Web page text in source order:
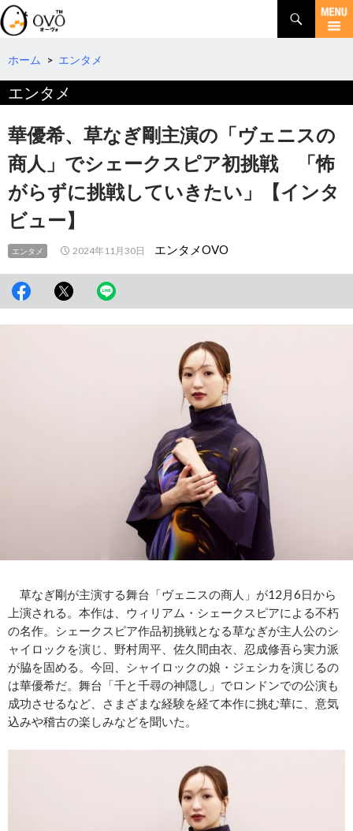
検
索
コ
テ
へ
移
動
ホーム > エンタメ
エンタメ
華優希、草なぎ剛主演の「ヴェニスの
商人」でシェークスピア初挑戦 「怖
がらずに挑戦していきたい」【インタ
ビュー】
エンタメ 2024年11月30日 エンタメOVO
草なぎ剛が主演する舞台「ヴェニスの商人」が12月6日から
上演される。本作は、ウィリアム・シェークスピアによる不朽
の名作。シェークスピア作品初挑戦となる草なぎが主人公のシ
ャイロックを演じ、野村周平、佐久間由衣、忍成修吾ら実力派
が脇を固める。今回、シャイロックの娘・ジェシカを演じるの
は華優希だ。舞台「千と千尋の神隠し」でロンドンでの公演も
成功させるなど、さまざまな経験を経て本作に挑む華に、意気
込みや稽古の楽しみなどを聞いた。